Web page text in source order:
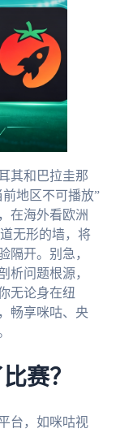
其和巴拉圭那
地区不可播放”
在海外看欧洲
无形的墙，将
隔开。别急，
析问题根源，
无论身在纽
畅享咪咕、央
赛？
台，如咪咕视